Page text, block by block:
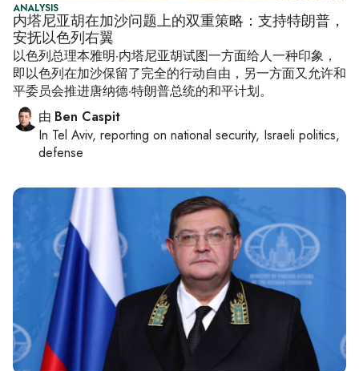
ANALYSIS
内塔尼亚胡在加沙问题上的双重策略：支持特朗普，
安抚以色列右翼
以色列总理本雅明·内塔尼亚胡试图一方面给人一种印象，
即以色列在加沙保留了完全的行动自由，另一方面又允许和
平委员会推进唐纳德·特朗普总统的和平计划。
由 Ben Caspit
In Tel Aviv, reporting on national security, Israeli politics,
defense